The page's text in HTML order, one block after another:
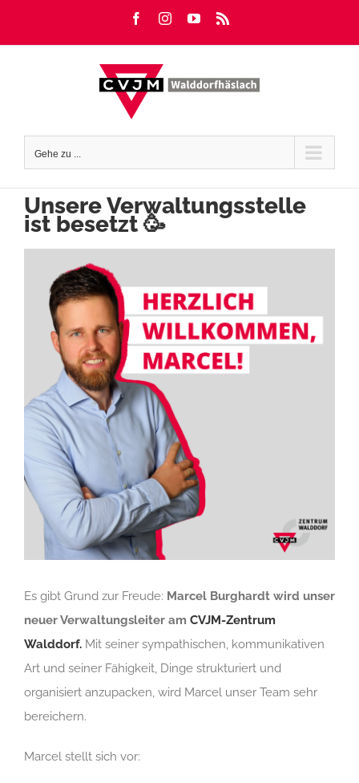
FacebookInstagramYouTube
Gehe zu ...
Unsere Verwaltungsstelle
ist besetzt 🥳
Es gibt Grund zur Freude: Marcel Burghardt wird unser
neuer Verwaltungsleiter am CVJM-Zentrum
Walddorf.Mit seiner sympathischen, kommunikativen
Art und seiner Fähigkeit, Dinge strukturiert und
organisiert anzupacken, wird Marcel unser Team sehr
bereichern.
Marcel stellt sich vor: